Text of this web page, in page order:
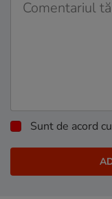
Sunt de acord cu